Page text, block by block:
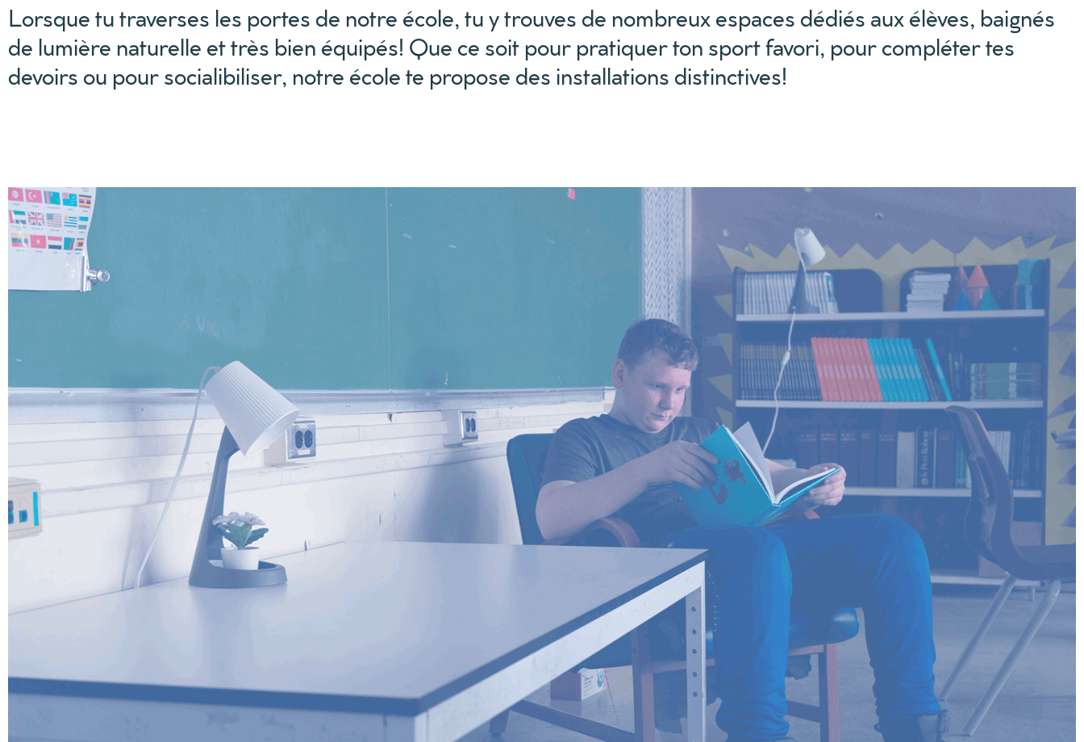
Lorsque tu traverses les portes de notre école, tu y trouves de nombreux espaces dédiés aux élèves, baignés
de lumière naturelle et très bien équipés! Que ce soit pour pratiquer ton sport favori, pour compléter tes
devoirs ou pour socialibiliser, notre école te propose des installations distinctives!